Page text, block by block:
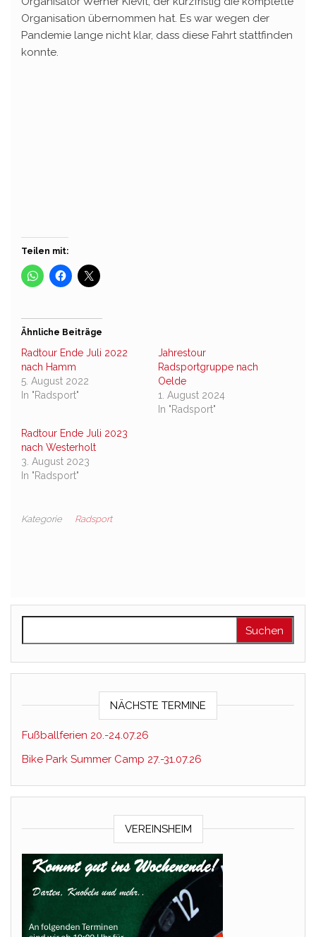
Organisation übernommen hat. Es war wegen der
Pandemie lange nicht klar, dass diese Fahrt stattfinden
konnte.
Teilen mit:
Ähnliche Beiträge
Radtour Ende Juli 2022
nach Hamm
5. August 2022
In "Radsport"
Jahrestour
Radsportgruppe nach
Oelde
1. August 2024
In "Radsport"
Radtour Ende Juli 2023
nach Westerholt
3. August 2023
In "Radsport"
Kategorie Radsport
NÄCHSTE TERMINE
Fußballferien 20.-24.07.26
Bike Park Summer Camp 27.-31.07.26
VEREINSHEIM